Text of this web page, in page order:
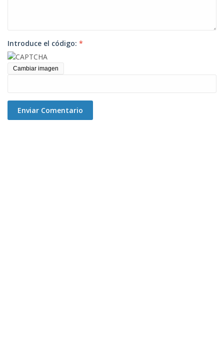
Introduce el código: *
Cambiar imagen
Enviar Comentario